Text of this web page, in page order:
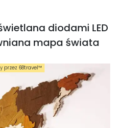
diodami LED
mapa świata
przez 68travel™️